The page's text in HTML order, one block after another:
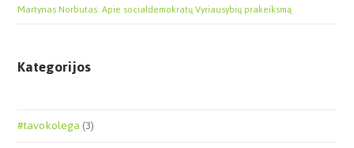
Martynas Norbutas. Apie socialdemokratų Vyriausybių prakeiksmą
Kategorijos
#tavokolega(3)